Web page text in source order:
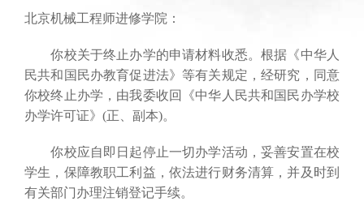
北京机械工程师进修学院：
你校关于终止办学的申请材料收悉。根据《中华人
民共和国民办教育促进法》等有关规定，经研究，同意
你校终止办学，由我委收回《中华人民共和国民办学校
办学许可证》(正、副本)。
你校应自即日起停止一切办学活动，妥善安置在校
学生，保障教职工利益，依法进行财务清算，并及时到
有关部门办理注销登记手续。